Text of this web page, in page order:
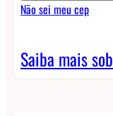
Ice
Cream
quantidade
Não sei meu cep
Saiba mais